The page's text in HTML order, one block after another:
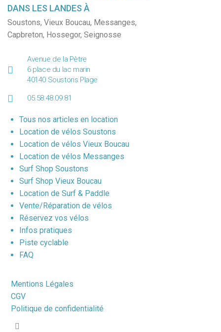
DANS LES LANDES À
Soustons, Vieux Boucau, Messanges,
Capbreton, Hossegor, Seignosse
Avenue de la Pètre
6 place du lac marin
40140 Soustons Plage
05.58.48.09.81
Tous nos articles en location
Location de vélos Soustons
Location de vélos Vieux Boucau
Location de vélos Messanges
Surf Shop Soustons
Surf Shop Vieux Boucau
Location de Surf & Paddle
Vente/Réparation de vélos
Réservez vos vélos
Infos pratiques
Piste cyclable
FAQ
Mentions Légales
CGV
Politique de confidentialité